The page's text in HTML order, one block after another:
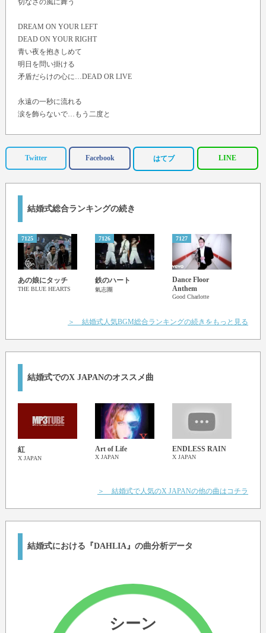
切なさの風に舞う
DREAM ON YOUR LEFT
DEAD ON YOUR RIGHT
青い夜を抱きしめて
明日を問い掛ける
矛盾だらけの心に…DEAD OR LIVE
永遠の一秒に流れる
涙を飾らないで…もう二度と
銀色に輝やくまで
冷たい風に吹かれて
飛び立てない鳥達が
それぞれの夢抱きしめ
夜明けの空を…
流れる時間を止めて
流した涙の軌跡
幻想の花が咲く
Twitter Facebook はてブ LINE
結婚式総合ランキングの続き
7125
あの娘にタッチ
THE BLUE HEARTS
7126
鉄のハート
氣志團
7127
Dance Floor
Anthem
Good Charlotte
＞ 結婚式人気BGM総合ランキングの続きをもっと見る
結婚式でのX JAPANのオススメ曲
紅
X JAPAN
Art of Life
X JAPAN
ENDLESS RAIN
X JAPAN
＞ 結婚式で人気のX JAPANの他の曲はコチラ
結婚式における『DAHLIA』の曲分析データ
シーン